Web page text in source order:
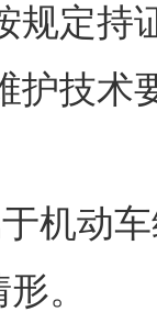
规定持
护技术
于机动
。